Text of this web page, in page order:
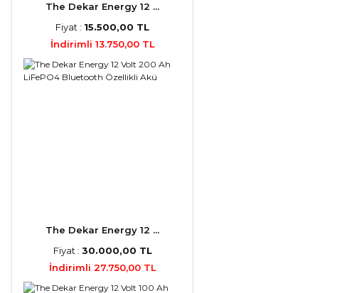
The Dekar Energy 12 ...
Fiyat : 15.500,00 TL
İndirimli 13.750,00 TL
The Dekar Energy 12 ...
Fiyat : 30.000,00 TL
İndirimli 27.750,00 TL